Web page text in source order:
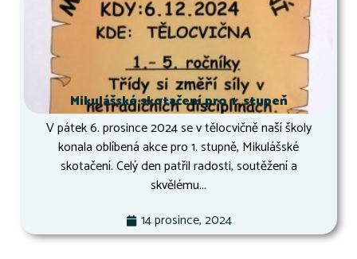
Mikulášské skotačení pro 1. stupeň
V pátek 6. prosince 2024 se v tělocvičně naší školy
konala oblíbená akce pro 1. stupně, Mikulášské
skotačení. Celý den patřil radosti, soutěžení a
skvělému...
14 prosince, 2024